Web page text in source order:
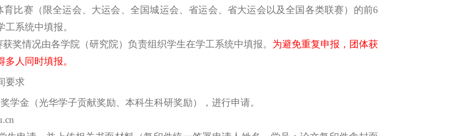
育比赛（限全运会、大运会、全国城运会、省运会、省大运会以及全国各类联赛）的前6
系统中填报。
奖情况由各学院（研究院）负责组织学生在学工系统中填报。 为避免重复申报，团体获
人同时填报。
要求
学金 （光华学子贡献奖励、本科生科研奖励），进行申请。